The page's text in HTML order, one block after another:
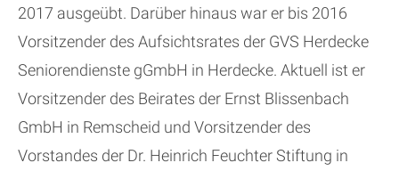
2017 ausgeübt. Darüber hinaus war er bis 2016
Vorsitzender des Aufsichtsrates der GVS Herdecke
Seniorendienste gGmbH in Herdecke. Aktuell ist er
Vorsitzender des Beirates der Ernst Blissenbach
GmbH in Remscheid und Vorsitzender des
Vorstandes der Dr. Heinrich Feuchter Stiftung in